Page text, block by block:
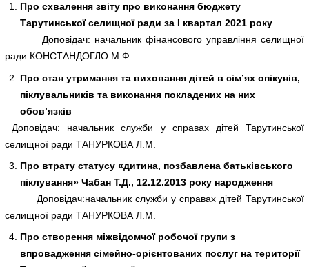
Про схвалення звіту про виконання бюджету
Тарутинської селищної ради за І квартал 2021 року
Доповідач: начальник фінансового управління селищної
ради КОНСТАНДОГЛО М.Ф.
Про стан утримання та виховання дітей в сім’ях опікунів,
піклувальників та виконання покладених на них
обов’язків
Доповідач: начальник служби у справах дітей Тарутинської
селищної ради ТАНУРКОВА Л.М.
Про втрату статусу «дитина, позбавлена батьківського
піклування» Чабан Т.Д., 12.12.2013 року народження
Доповідач:начальник служби у справах дітей Тарутинської
селищної ради ТАНУРКОВА Л.М.
Про створення міжвідомчої робочої групи з
впровадження сімейно-орієнтованих послуг на території